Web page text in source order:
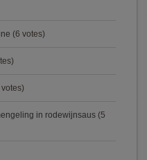
(6 votes)
votes)
in rodewijnsaus (5